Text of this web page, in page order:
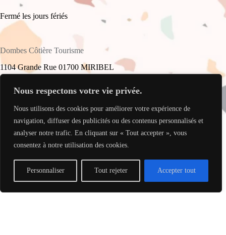
Nous respectons votre vie privée.
Nous utilisons des cookies pour améliorer votre expérience de
navigation, diffuser des publicités ou des contenus personnalisés et
analyser notre trafic. En cliquant sur « Tout accepter », vous
consentez à notre utilisation des cookies.
Personnaliser Tout rejeter Accepter tout
Fermé les jours fériés
Dombes Côtière Tourisme
1104 Grande Rue 01700 MIRIBEL
+33(0)4 78 55 61 16
accueil@dombes-cotiere-tourisme.fr
Copyright © 2026 - Site réalisé parMy Freelance Rocks.